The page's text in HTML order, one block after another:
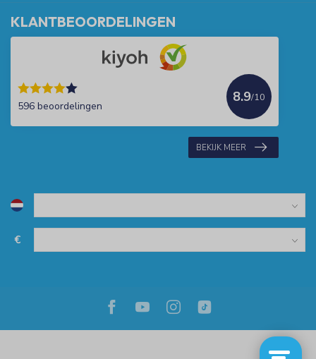
KLANTBEOORDELINGEN
596 beoordelingen
8.9/10
BEKIJK MEER
€